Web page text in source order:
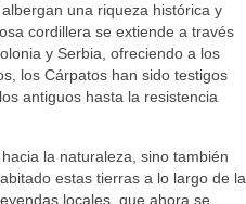
una riqueza histórica y
cordillera se extiende a través
y Serbia, ofreciendo a los
los Cárpatos han sido testigos
antiguos hasta la resistencia
la naturaleza, sino también
estas tierras a lo largo de la
locales, que ahora se